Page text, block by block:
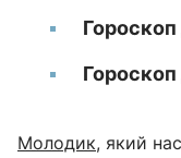
Гороскоп
Гороскоп
Молодик, який